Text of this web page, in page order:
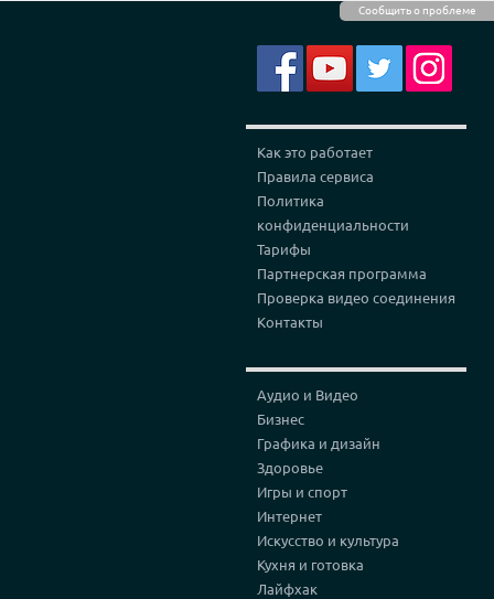
Сообщить о проблеме
Как это работает
Правила сервиса
Политика
конфиденциальности
Тарифы
Партнерская программа
Проверка видео соединения
Контакты
Аудио и Видео
Бизнес
Графика и дизайн
Здоровье
Игры и спорт
Интернет
Искусство и культура
Кухня и готовка
Лайфхак